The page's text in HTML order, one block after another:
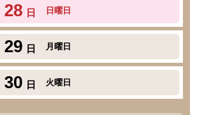
28 日 日曜日
29 日 月曜日
30 日 火曜日